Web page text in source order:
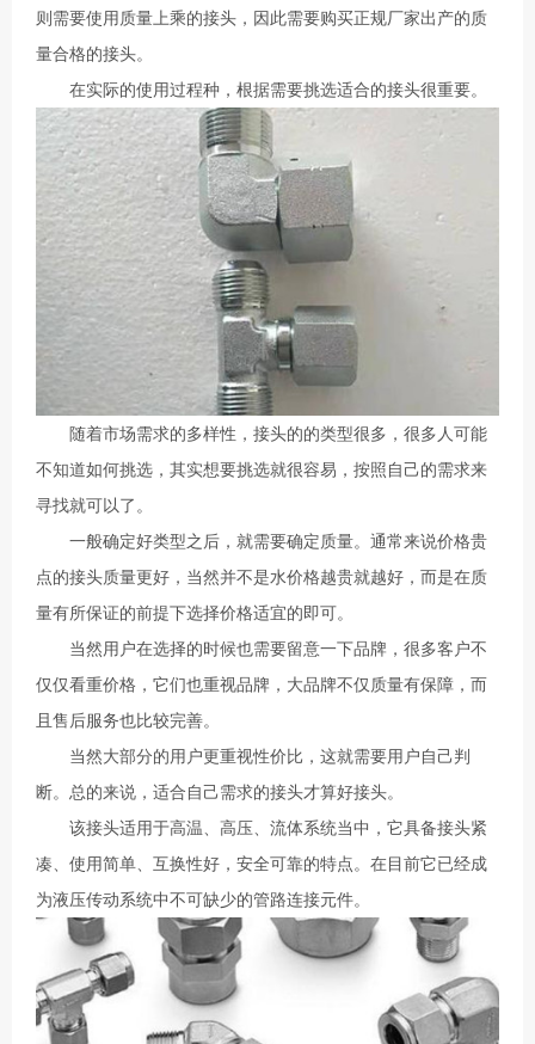
则需要使用质量上乘的接头，因此需要购买正规厂家出产的质
量合格的接头。
在实际的使用过程种，根据需要挑选适合的接头很重要。
随着市场需求的多样性，接头的的类型很多，很多人可能
不知道如何挑选，其实想要挑选就很容易，按照自己的需求来
寻找就可以了。
一般确定好类型之后，就需要确定质量。通常来说价格贵
点的接头质量更好，当然并不是水价格越贵就越好，而是在质
量有所保证的前提下选择价格适宜的即可。
当然用户在选择的时候也需要留意一下品牌，很多客户不
仅仅看重价格，它们也重视品牌，大品牌不仅质量有保障，而
且售后服务也比较完善。
当然大部分的用户更重视性价比，这就需要用户自己判
断。总的来说，适合自己需求的接头才算好接头。
该接头适用于高温、高压、流体系统当中，它具备接头紧
凑、使用简单、互换性好，安全可靠的特点。在目前它已经成
为液压传动系统中不可缺少的管路连接元件。